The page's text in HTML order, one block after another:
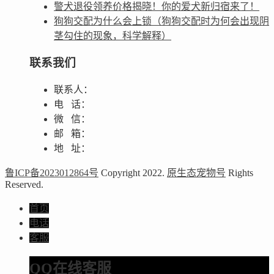
警犬退役领养价格揭晓！你的爱犬新归宿来了！
狗狗交配为什么会上锁（狗狗交配时为何会出现阴
茎勾住的现象，科学解释）
联系我们
联系人：
电 话：
微 信：
邮 箱：
地 址：
鲁ICP备2023012864号 Copyright 2022. 原生态宠物号 Rights
Reserved.
首页
电话
客服
QQ在线客服